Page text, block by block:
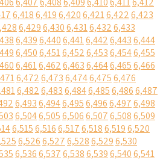
6,4186,4196,4206,4216,4226,423
6,4296,4306,4316,4326,433
6,4396,4406,4416,4426,4436,444
6,4506,4516,4526,4536,4546,455
6,4616,4626,4636,4646,4656,466
6,4726,4736,4746,4756,476
6,4826,4836,4846,4856,4866,487
6,4936,4946,4956,4966,4976,498
6,5046,5056,5066,5076,5086,509
6,5156,5166,5176,5186,5196,520
6,5266,5276,5286,5296,530
6,5366,5376,5386,5396,5406,541